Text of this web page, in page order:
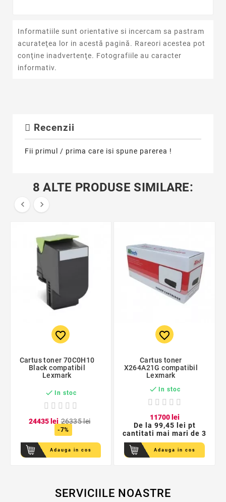
Informatiile sunt orientative si incercam sa pastram
acurateţea lor in acestă pagină. Rareori acestea pot
conţine inadvertenţe. Fotografiile au caracter
informativ.
Recenzii
Fii primul / prima care isi spune parerea !
8 ALTE PRODUSE SIMILARE:
 
favorite_border
Cartus toner 70C0H10
Black compatibil
Lexmark
 In stoc
24435lei 26335lei
-7%
Adauga in cos
favorite_border
Cartus toner
X264A21G compatibil
Lexmark
 In stoc
11700lei
De la 99,45 lei pt
cantitati mai mari de 3
Adauga in cos
SERVICIILE NOASTRE